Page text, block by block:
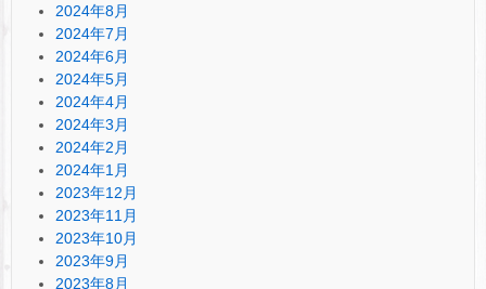
2024年8月
2024年7月
2024年6月
2024年5月
2024年4月
2024年3月
2024年2月
2024年1月
2023年12月
2023年11月
2023年10月
2023年9月
2023年8月